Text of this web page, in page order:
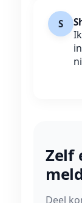
S
Zelf
Deel